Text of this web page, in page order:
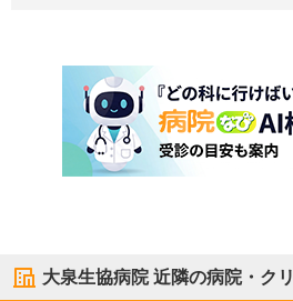
大泉生協病院近隣の病院・ク